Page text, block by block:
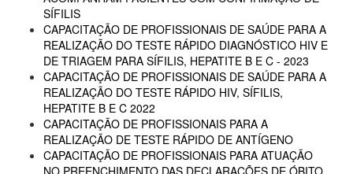
SÍFILIS
CAPACITAÇÃO DE PROFISSIONAIS DE SAÚDE PARA A
REALIZAÇÃO DO TESTE RÁPIDO DIAGNÓSTICO HIV E
DE TRIAGEM PARA SÍFILIS, HEPATITE B E C - 2023
CAPACITAÇÃO DE PROFISSIONAIS DE SAÚDE PARA A
REALIZAÇÃO DO TESTE RÁPIDO HIV, SÍFILIS,
HEPATITE B E C 2022
CAPACITAÇÃO DE PROFISSIONAIS PARA A
REALIZAÇÃO DE TESTE RÁPIDO DE ANTÍGENO
CAPACITAÇÃO DE PROFISSIONAIS PARA ATUAÇÃO
NO PREENCHIMENTO DAS DECLARAÇÕES DE ÓBITO